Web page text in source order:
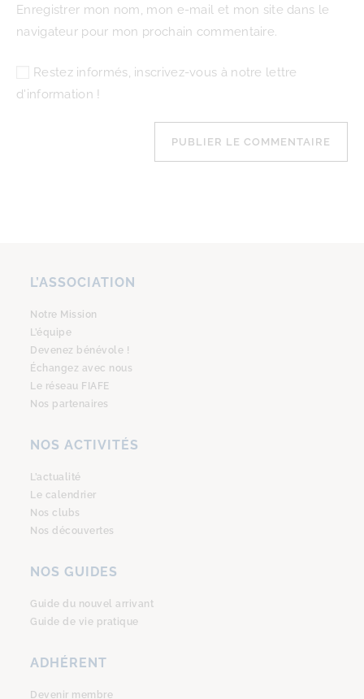
Enregistrer mon nom, mon e-mail et mon site dans le
navigateur pour mon prochain commentaire.
Restez informés, inscrivez-vous à notre lettre
d'information !
L’ASSOCIATION
Notre Mission
L’équipe
Devenez bénévole !
Échangez avec nous
Le réseau FIAFE
Nos partenaires
NOS ACTIVITÉS
L’actualité
Le calendrier
Nos clubs
Nos découvertes
NOS GUIDES
Guide du nouvel arrivant
Guide de vie pratique
ADHÉRENT
Devenir membre